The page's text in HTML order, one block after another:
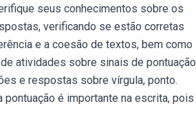
seus conhecimentos sobre os
verificando se estão corretas
e a coesão de textos, bem como
atividades sobre sinais de pontuação
e respostas sobre vírgula, ponto.
pontuação é importante na escrita, pois